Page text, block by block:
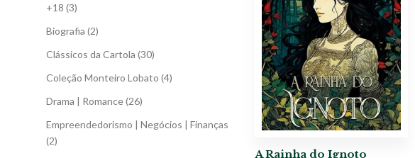
+18 (3)
Biografia (2)
Clássicos da Cartola (30)
Coleção Monteiro Lobato (4)
Drama | Romance(26)
Empreendedorismo | Negócios | Finanças
(2)
A Rainha do Ignoto